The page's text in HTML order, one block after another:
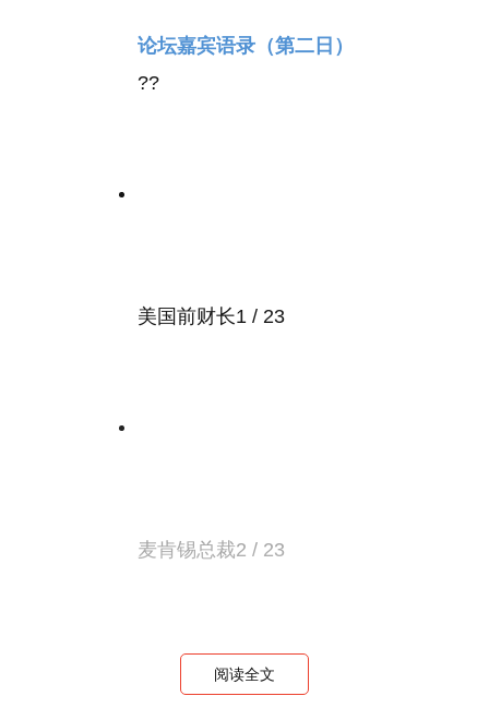
论坛嘉宾语录（第二日）
??
美国前财长1 / 23
麦肯锡总裁2 / 23
阅读全文